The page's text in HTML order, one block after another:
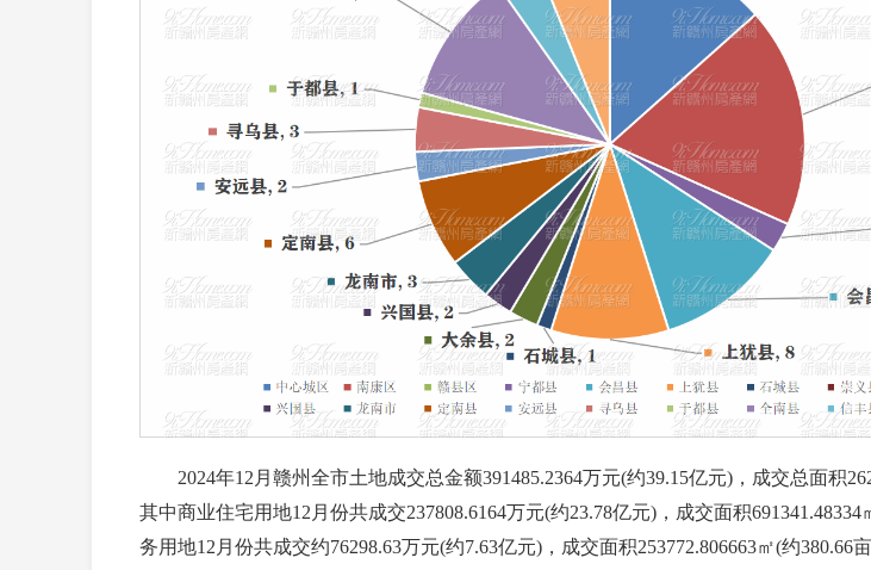
2024年12月赣州全市土地成交总金额391485.2364万元(约39.15亿元)，成交总面积
其中商业住宅用地12月份共成交237808.6164万元(约23.78亿元)，成交面积691341.48334
务用地12月份共成交约76298.63万元(约7.63亿元)，成交面积253772.806663㎡(约380.66